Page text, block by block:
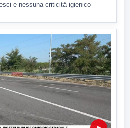
e nessuna criticità igienico-